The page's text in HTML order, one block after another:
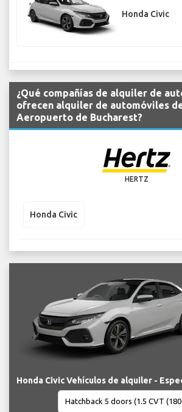
Honda Civic
¿Qué compañías de alquiler de
ofrecen alquiler de automóviles
Aeropuerto de Bucharest?
HERTZ
Honda Civic
Honda Civic Vehículos de alquiler -